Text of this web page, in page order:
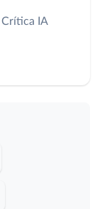
Crítica IA